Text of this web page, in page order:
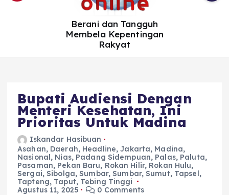
Berani dan Tangguh
Membela Kepentingan
Rakyat
Bupati Audiensi Dengan
Menteri Kesehatan, Ini
Prioritas Untuk Madina
Iskandar Hasibuan
Asahan, Daerah, Headline,Jakarta, Madina,
Nasional, Nias, Padang Sidempuan, Palas, Paluta,
Pasaman, Pekan Baru, Rokan Hilir, Rokan Hulu,
Sergai,Sibolga,Sumbar,Sumbar,Sumut, Tapsel,
Tapteng, Taput, Tebing Tinggi
Agustus 11, 2025
0 Comments